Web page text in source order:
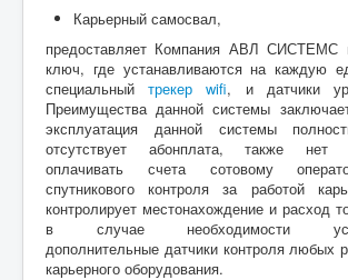
Карьерный самосвал,
предоставляет Компания АВЛ СИСТЕМС
ключ, где устанавливаются на каждую
специальныйтрекерwifi, и датчики
Преимущества данной системы
эксплуатация данной системы
отсутствует абонплата, также нет
оплачивать счета сотовому
спутникового контроля за работой
контролирует местонахождение и расход
в случае необходимости
дополнительные датчики контроля любых
карьерного оборудования.